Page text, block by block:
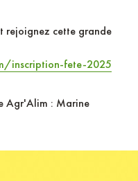
rejoignez cette grande
inscription-fete-2025
Agr'Alim : Marine